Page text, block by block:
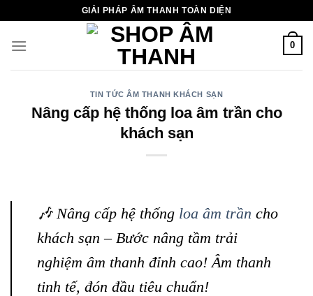
nội
GIẢI PHÁP ÂM THANH TOÀN DIỆN
0
TIN TỨC ÂM THANH KHÁCH SẠN
Nâng cấp hệ thống loa âm trần cho
khách sạn
🎶 Nâng cấp hệ thống loa âm trần cho
khách sạn – Bước nâng tầm trải
nghiệm âm thanh đỉnh cao! Âm thanh
tinh tế, đón đầu tiêu chuẩn!